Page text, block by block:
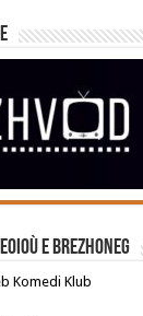
e brezhoneg
Komedi Klub